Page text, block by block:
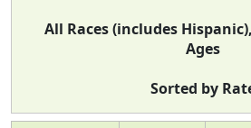
All Races (includes
Ages
Sorted by